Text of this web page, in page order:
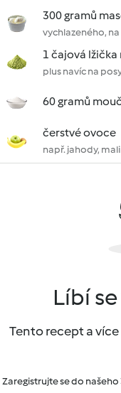
300 gramů
vychlazeného,
1 čajová
plus navíc na
60 gramů
čerstvé ovoce
např. jahody,
Líbí
Tento recept a
Zaregistrujte se do